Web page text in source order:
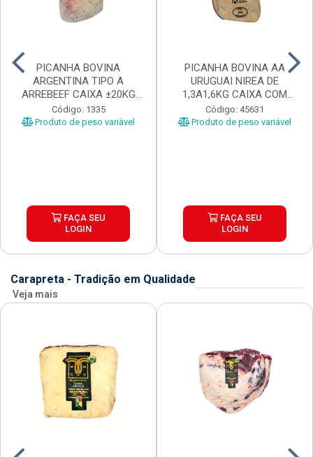
PICANHA BOVINA
ARGENTINA TIPO A
ARREBEEF CAIXA ±20KG
PEÇAS 1...
Código: 1335
Produto de peso variável
FAÇA SEU
LOGIN
PICANHA BOVINA AA
URUGUAI NIREA DE
1,3A1,6KG CAIXA COM
±15KG
Código: 45631
Produto de peso variável
FAÇA SEU
LOGIN
Carapreta - Tradição em Qualidade
Veja mais